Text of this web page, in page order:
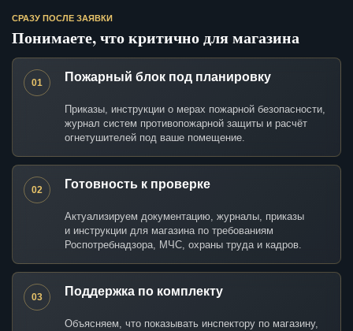
СРАЗУ ПОСЛЕ ЗАЯВКИ
Понимаете, что критично для магазина
01 Пожарный блок под планировку
Приказы, инструкции о мерах пожарной безопасности,
журнал систем противопожарной защиты и расчёт
огнетушителей под ваше помещение.
02 Готовность к проверке
Актуализируем документацию, журналы, приказы
и инструкции для магазина по требованиям
Роспотребнадзора, МЧС, охраны труда и кадров.
03 Поддержка по комплекту
Объясняем, что показывать инспектору по магазину,